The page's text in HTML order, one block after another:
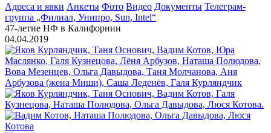
Адреса и явки Анкеты Фото Видео Документы Телеграм-
группа „Филиал, Унипро, Sun, Intel“
47-летие НФ в Калифорнии
04.04.2019